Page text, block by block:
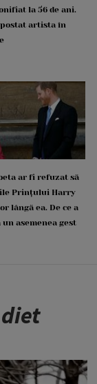
la 56 de ani.
artista în
ar fi refuzat să
Prințului Harry
lângă ea. De ce a
un asemenea gest